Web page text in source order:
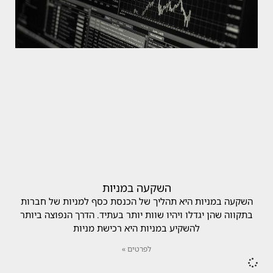
השקעה במניות
השקעה במניות היא תהליך של הכנסת כסף למניות של חברות
בתקווה שהן יגדלו ויהיו שוות יותר בעתיד. הדרך הנפוצה ביותר
להשקיע במניות היא רכישת מניות
לפרטים »